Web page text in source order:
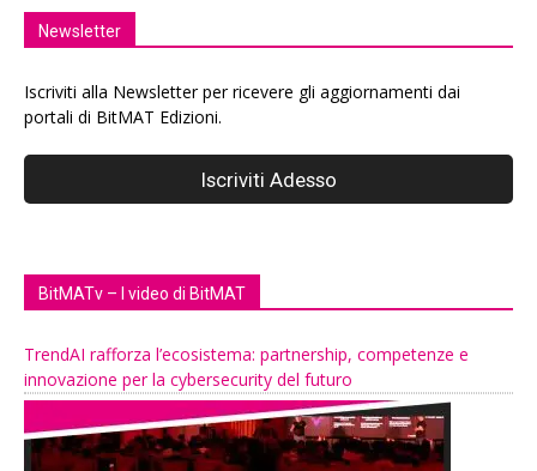
Newsletter
Iscriviti alla Newsletter per ricevere gli aggiornamenti dai
portali di BitMAT Edizioni.
BitMATv – I video di BitMAT
TrendAI rafforza l’ecosistema: partnership, competenze e
innovazione per la cybersecurity del futuro